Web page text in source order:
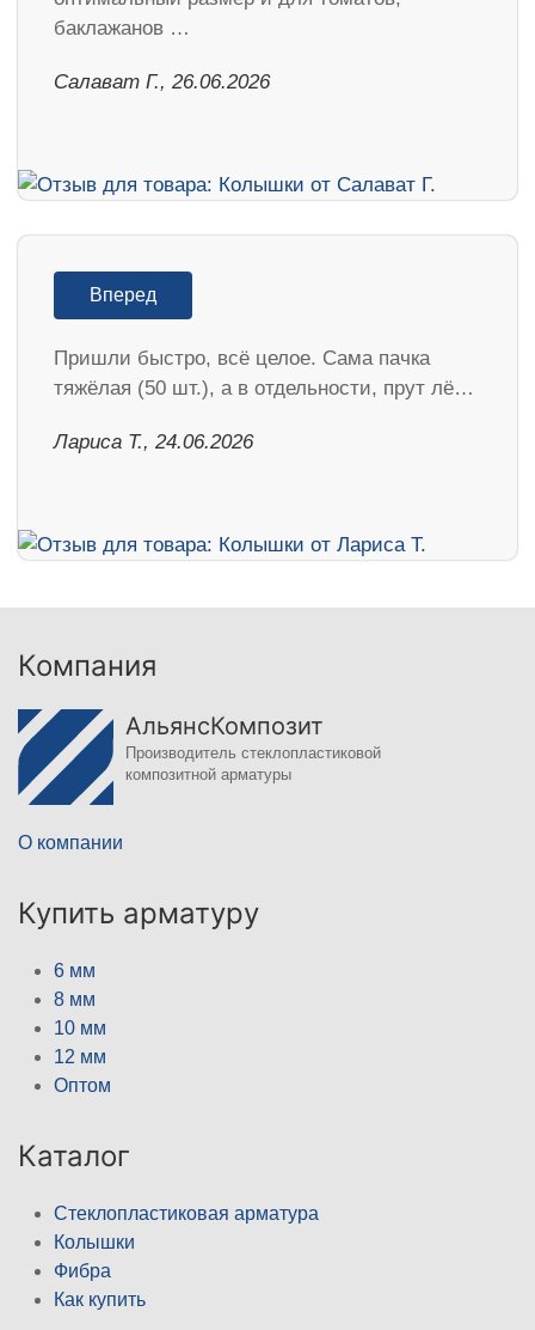
баклажанов …
Салават Г., 26.06.2026
Вперед
Пришли быстро, всё целое. Сама пачка
тяжёлая (50 шт.), а в отдельности, прут лё…
Лариса Т., 24.06.2026
Компания
АльянсКомпозит
Производитель стеклопластиковой
композитной арматуры
О компании
Купить арматуру
6 мм
8 мм
10 мм
12 мм
Оптом
Каталог
Стеклопластиковая арматура
Колышки
Фибра
Как купить